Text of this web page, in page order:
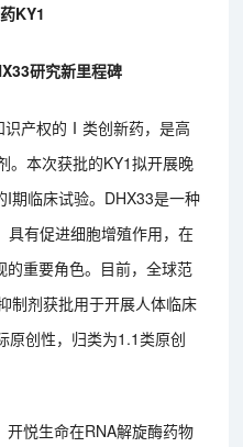
KY1
研究新里程碑
识产权的Ⅰ类创新药，是高
。本次获批的KY1拟开展晚
期临床试验。DHX33是一种
具有促进细胞增殖作用，在
的重要角色。目前，全球范
制剂获批用于开展人体临床
原创性，归类为1.1类原创
悦生命在RNA解旋酶药物